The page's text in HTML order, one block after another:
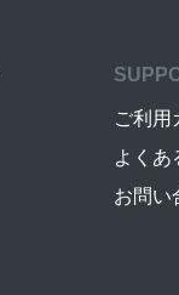
ご利用
よくあ
お問い